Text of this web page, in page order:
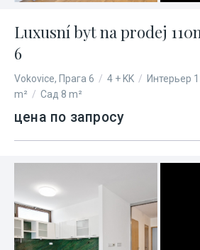
Luxusní byt na prodej
6
Vokovice, Прага 6 / 4 + KK / Интерьер
m² / Сад 8 m²
цена по запросу